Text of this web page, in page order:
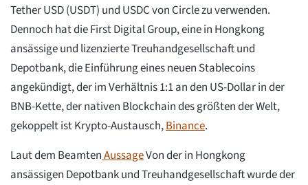
Tether USD (USDT) und USDC von Circle zu verwenden.
Dennoch hat die First Digital Group, eine in Hongkong
ansässige und lizenzierte Treuhandgesellschaft und
Depotbank, die Einführung eines neuen Stablecoins
angekündigt, der im Verhältnis 1:1 an den US-Dollar in der
BNB-Kette, der nativen Blockchain des größten der Welt,
gekoppelt ist Krypto-Austausch,Binance.
Laut dem BeamtenAussageVon der in Hongkong
ansässigen Depotbank und Treuhandgesellschaft wurde der